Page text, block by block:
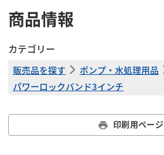
商品情報
カテゴリー
販売品を探す
ポンプ・水処理用品
パワーロックバンド3インチ
印刷用ページ